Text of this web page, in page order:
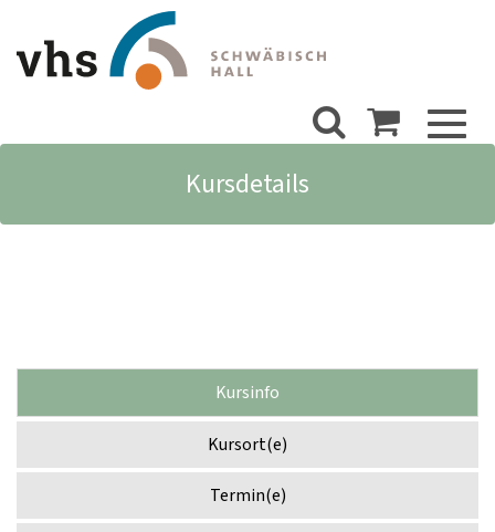
Kursdetails
Kursinfo
Kursort(e)
Termin(e)